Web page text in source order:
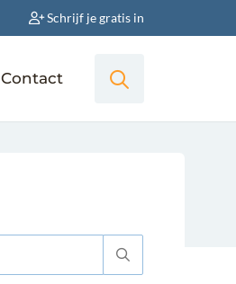
Schrijf je gratis in
Contact